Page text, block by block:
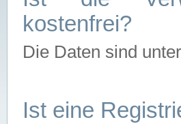
kostenfrei?
Die Daten sind
Ist eine